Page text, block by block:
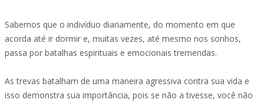
Sabemos que o indivíduo diariamente, do momento em que
acorda até ir dormir e, muitas vezes, até mesmo nos sonhos,
passa por batalhas espirituais e emocionais tremendas.
As trevas batalham de uma maneira agressiva contra sua vida e
isso demonstra sua importância, pois se não a tivesse, você não